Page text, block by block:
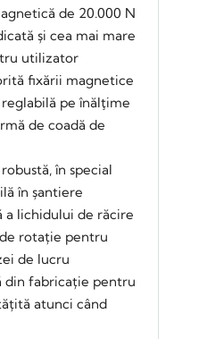
de 20.000 N
și cea mai mare
utilizator
fixării magnetice
pe înălţime
de coadă de
în special
în șantiere
a lichidului de răcire
rotație pentru
de lucru
din fabricație pentru
atunci când